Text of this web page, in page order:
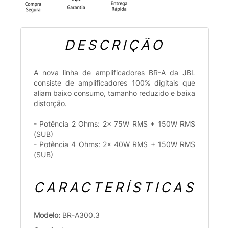
DESCRIÇÃO
A nova linha de amplificadores BR-A da JBL
consiste de amplificadores 100% digitais que
aliam baixo consumo, tamanho reduzido e baixa
distorção.
- Potência 2 Ohms: 2x 75W RMS + 150W RMS
(SUB)
- Potência 4 Ohms: 2x 40W RMS + 150W RMS
(SUB)
CARACTERÍSTICAS
Modelo: BR-A300.3